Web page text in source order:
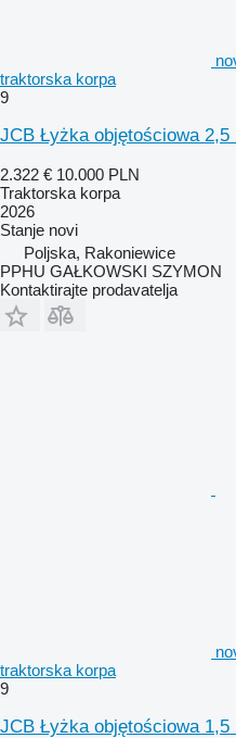
traktorska korpa
9
JCB Łyżka objętościowa 2,5
2.322 € 10.000 PLN
Traktorska korpa
2026
Stanje novi
Poljska, Rakoniewice
PPHU GAŁKOWSKI SZYMON
Kontaktirajte prodavatelja
traktorska korpa
9
JCB Łyżka objętościowa 1,5